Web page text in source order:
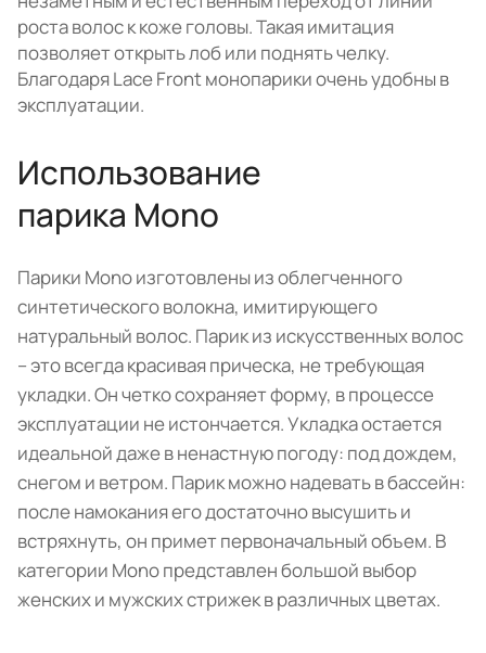
роста волос к коже головы. Такая имитация
позволяет открыть лоб или поднять челку.
Благодаря Lace Front монопарики очень удобны в
эксплуатации.
Использование
парика Mono
Парики Mono изготовлены из облегченного
синтетического волокна, имитирующего
натуральный волос. Парик из искусственных волос
– это всегда красивая прическа, не требующая
укладки. Он четко сохраняет форму, в процессе
эксплуатации не истончается. Укладка остается
идеальной даже в ненастную погоду: под дождем,
снегом и ветром. Парик можно надевать в бассейн:
после намокания его достаточно высушить и
встряхнуть, он примет первоначальный объем. В
категории Mono представлен большой выбор
женских и мужских стрижек в различных цветах.